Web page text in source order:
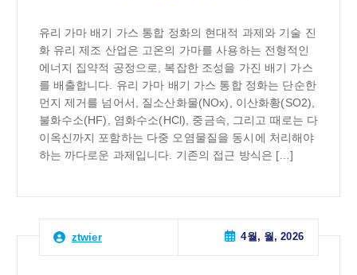
유리 가마 배기 가스 통합 정화의 현대적 과제와 기술 진
화 유리 제조 산업은 고온의 가마를 사용하는 전형적인
에너지 집약적 공정으로, 복잡한 조성을 가진 배기 가스
를 배출합니다. 유리 가마 배기 가스 통합 정화는 단순한
먼지 제거를 넘어서, 질소산화물(NOx), 이산화황(SO2),
불화수소(HF), 염화수소(HCl), 중금속, 그리고 때로는 다
이옥신까지 포함하는 다중 오염물질을 동시에 처리해야
하는 까다로운 과제입니다. 기존의 접근 방식은 […]
ztwier 4월, 월, 2026